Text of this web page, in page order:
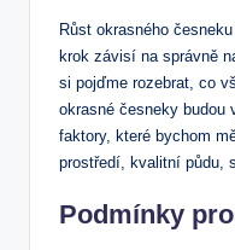
Růst ⁤okrasného
krok závisí na správně
si pojďme rozebrat, co
‍okrasné česneky
faktory, které ‌bychom
prostředí, ⁢kvalitní půdu,
Podmínky